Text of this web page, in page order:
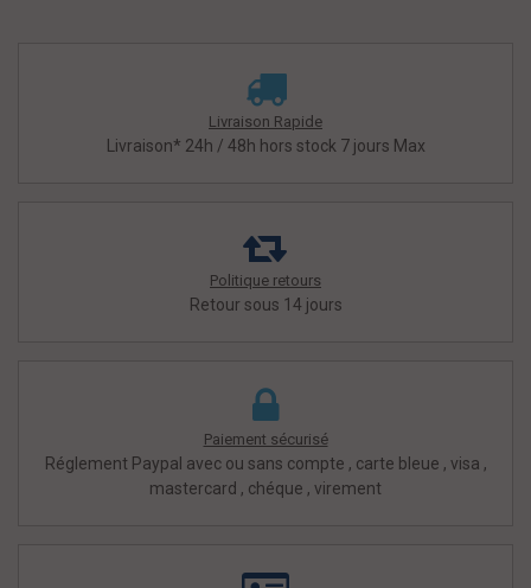
Livraison Rapide
Livraison* 24h / 48h hors stock 7 jours Max
Politique retours
Retour sous 14 jours
Paiement sécurisé
Réglement Paypal avec ou sans compte , carte bleue , visa ,
mastercard , chéque , virement